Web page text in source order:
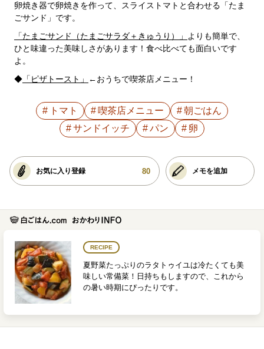
卵焼き器で卵焼きを作って、スライストマトと合わせる「たま
ごサンド」です。
「たまごサンド（たまごサラダ＋きゅうり）」 よりも簡単で、
ひと味違った美味しさがあります！食べ比べても面白いです
よ。
◆ 「ピザトースト」 ←おうちで喫茶店メニュー！
トマト 喫茶店メニュー
朝ごはん
サンドイッチ
パン 卵
お気に入り登録 80 メモを追加
RECIPE
夏野菜たっぷりのラタトゥイユは冷たくても美
味しい常備菜！日持ちもしますので、これから
の暑い時期にぴったりです。